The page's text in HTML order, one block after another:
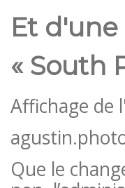
Et
« South
Affichage de
Que le